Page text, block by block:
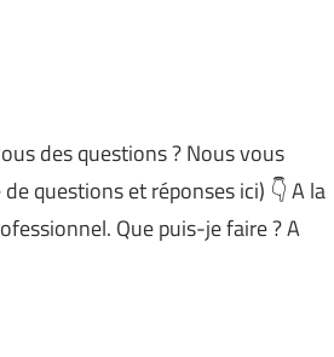
des questions ? Nous vous
questions et réponses ici) 👇 A la
Que puis-je faire ? A